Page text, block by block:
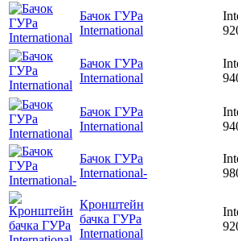
Бачок ГУРа
International
Бачок ГУРа
International
Бачок ГУРа
International
Бачок ГУРа
International-
Кронштейн
бачка ГУРа
International